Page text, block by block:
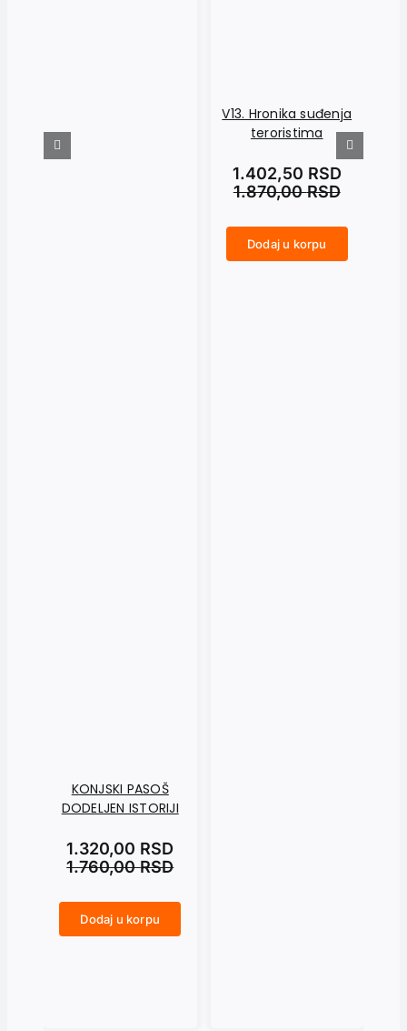
KONJSKI PASOŠ
DODELJEN ISTORIJI
1.760,00RSD
1.320,00 RSD
Dodaj u korpu
V13. Hronika suđenja
teroristima
1.870,00RSD
1.402,50 RSD
Dodaj u korpu